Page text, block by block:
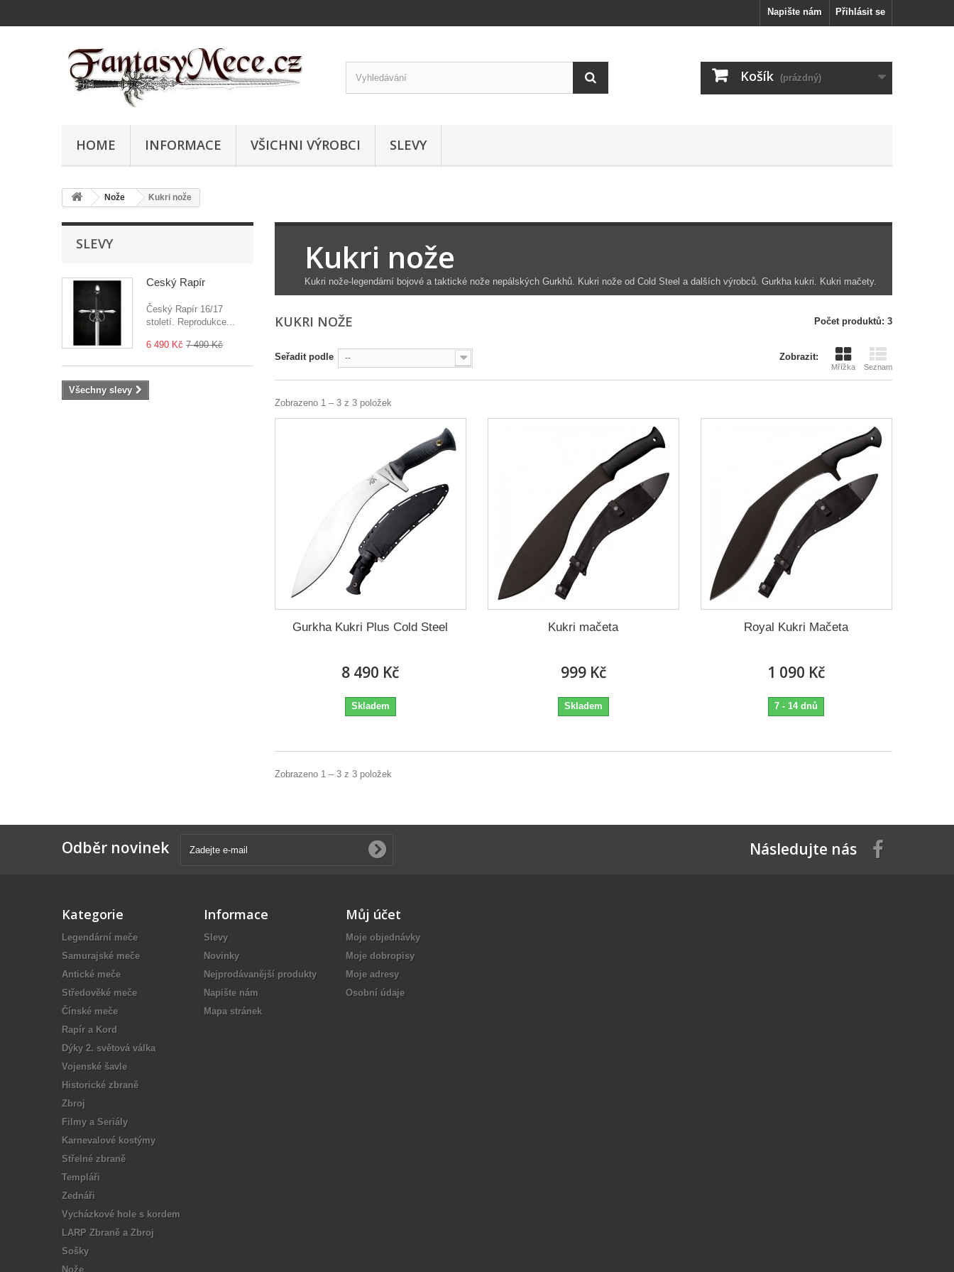
Přihlásit se
Napište nám
Košík (prázdný)
HOME INFORMACE VŠICHNI VÝROBCI SLEVY
Nože Kukri nože
SLEVY
Český Rapír
Český Rapír 16/17
století. Reprodukce...
6 490 Kč 7 490 Kč
Všechny slevy
Kukri nože
Kukri nože-legendární bojové a taktické nože nepálských Gurkhů. Kukri nože od Cold Steel a dalších výrobců. Gurkha kukri. Kukri mačety.
KUKRI NOŽE Počet produktů: 3
Zobrazit:
Mřížka Seznam
Seřadit podle --
Zobrazeno 1 – 3 z 3 položek
Gurkha Kukri Plus Cold Steel
8 490 Kč
Skladem
Kukri mačeta
999 Kč
Skladem
Royal Kukri Mačeta
1 090 Kč
7 - 14 dnů
Zobrazeno 1 – 3 z 3 položek
Odběr novinek Následujte nás
Kategorie
Legendární meče
Samurajské meče
Antické meče
Středověké meče
Čínské meče
Rapír a Kord
Dýky 2. světová válka
Vojenské šavle
Historické zbraně
Zbroj
Filmy a Seriály
Karnevalové kostýmy
Střelné zbraně
Templáři
Zednáři
Vycházkové hole s kordem
LARP Zbraně a Zbroj
Sošky
Nože
Informace
Slevy
Novinky
Nejprodávanější produkty
Napište nám
Mapa stránek
Můj účet
Moje objednávky
Moje dobropisy
Moje adresy
Osobní údaje